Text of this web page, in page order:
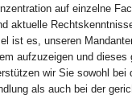
auf einzelne
aktuelle
ist es, unseren
aufzuzeigen und dieses
wir Sie sowohl bei
als auch bei der